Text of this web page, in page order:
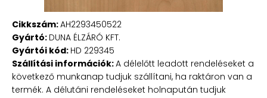
Cikkszám:AH2293450522
Gyártó: DUNA ÉLZÁRÓ KFT.
Gyártói kód: HD 229345
Szállítási információk:A délelőtt leadott rendeléseket a
következő munkanap tudjuk szállítani, ha raktáron van a
termék. A délutáni rendeléseket holnapután tudjuk